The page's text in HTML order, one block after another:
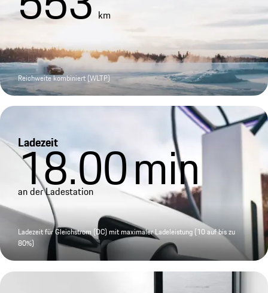
km
Reichweite kombiniert (WLTP)
Ladezeit
18.00min
an der Ladestation
Ladezeit für Gleichstrom (DC) mit maximaler Ladeleistung (10 auf bis zu
80%)